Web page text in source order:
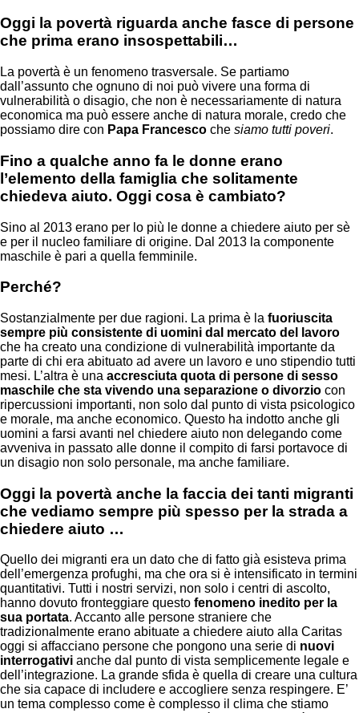
Oggi la povertà riguarda anche fasce di persone
che prima erano insospettabili…
La povertà è un fenomeno trasversale. Se partiamo
dall’assunto che ognuno di noi può vivere una forma di
vulnerabilità o disagio, che non è necessariamente di natura
economica ma può essere anche di natura morale, credo che
possiamo dire con Papa Francesco che siamo tutti poveri.
Fino a qualche anno fa le donne erano
l’elemento della famiglia che solitamente
chiedeva aiuto. Oggi cosa è cambiato?
Sino al 2013 erano per lo più le donne a chiedere aiuto per sè
e per il nucleo familiare di origine. Dal 2013 la componente
maschile è pari a quella femminile.
Perché?
Sostanzialmente per due ragioni. La prima è la fuoriuscita
sempre più consistente di uomini dal mercato del lavoro
che ha creato una condizione di vulnerabilità importante da
parte di chi era abituato ad avere un lavoro e uno stipendio tutti
mesi. L’altra è una accresciuta quota di persone di sesso
maschile che sta vivendo una separazione o divorzio con
ripercussioni importanti, non solo dal punto di vista psicologico
e morale, ma anche economico. Questo ha indotto anche gli
uomini a farsi avanti nel chiedere aiuto non delegando come
avveniva in passato alle donne il compito di farsi portavoce di
un disagio non solo personale, ma anche familiare.
Oggi la povertà anche la faccia dei tanti migranti
che vediamo sempre più spesso per la strada a
chiedere aiuto …
Quello dei migranti era un dato che di fatto già esisteva prima
dell’emergenza profughi, ma che ora si è intensificato in termini
quantitativi. Tutti i nostri servizi, non solo i centri di ascolto,
hanno dovuto fronteggiare questo fenomeno inedito per la
sua portata. Accanto alle persone straniere che
tradizionalmente erano abituate a chiedere aiuto alla Caritas
oggi si affacciano persone che pongono una serie di nuovi
interrogativi anche dal punto di vista semplicemente legale e
dell’integrazione. La grande sfida è quella di creare una cultura
che sia capace di includere e accogliere senza respingere. E’
un tema complesso come è complesso il clima che stiamo